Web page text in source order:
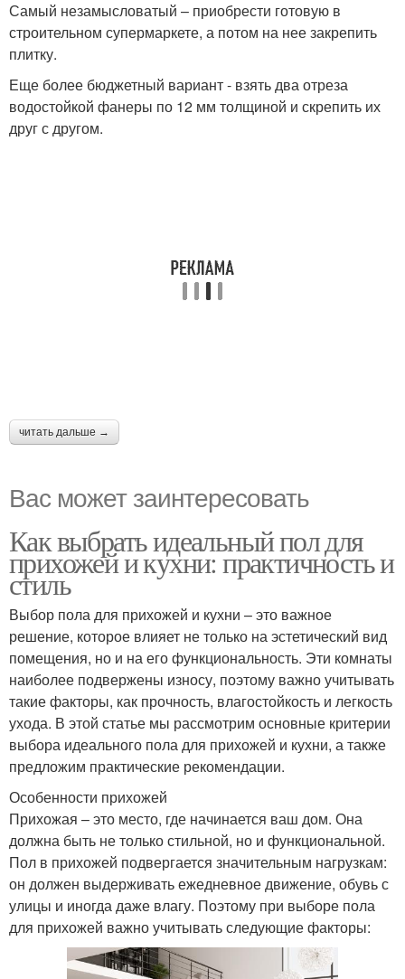
Самый незамысловатый – приобрести готовую в
строительном супермаркете, а потом на нее закрепить
плитку.
Еще более бюджетный вариант - взять два отреза
водостойкой фанеры по 12 мм толщиной и скрепить их
друг с другом.
читать дальше →
Вас может заинтересовать
Как выбрать идеальный пол для
прихожей и кухни: практичность и
стиль
Выбор пола для прихожей и кухни – это важное
решение, которое влияет не только на эстетический вид
помещения, но и на его функциональность. Эти комнаты
наиболее подвержены износу, поэтому важно учитывать
такие факторы, как прочность, влагостойкость и легкость
ухода. В этой статье мы рассмотрим основные критерии
выбора идеального пола для прихожей и кухни, а также
предложим практические рекомендации.
Особенности прихожей
Прихожая – это место, где начинается ваш дом. Она
должна быть не только стильной, но и функциональной.
Пол в прихожей подвергается значительным нагрузкам:
он должен выдерживать ежедневное движение, обувь с
улицы и иногда даже влагу. Поэтому при выборе пола
для прихожей важно учитывать следующие факторы: